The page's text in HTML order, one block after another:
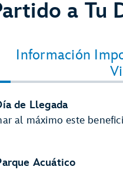
a Tu
Información
de Llegada
al máximo este
Acuático